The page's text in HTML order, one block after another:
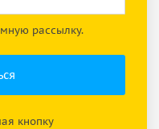
рассылку.
кнопку